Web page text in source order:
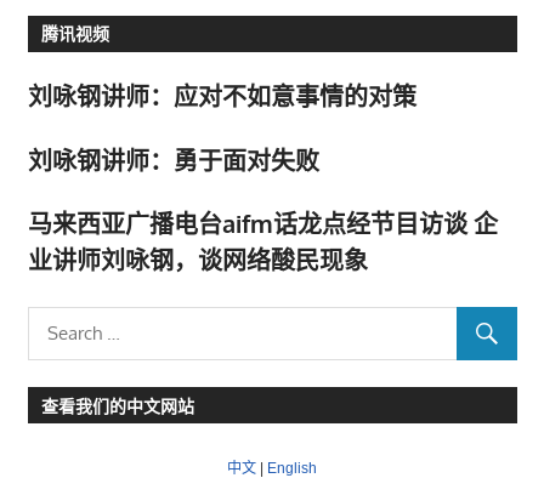
腾讯视频
刘咏钢讲师：应对不如意事情的对策
刘咏钢讲师：勇于面对失败
马来西亚广播电台aifm话龙点经节目访谈 企
业讲师刘咏钢，谈网络酸民现象
查看我们的中文网站
中文 | English